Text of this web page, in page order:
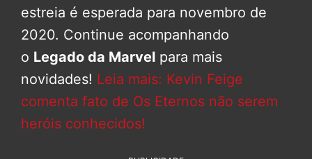
estreia é esperada para novembro de
2020. Continue acompanhando
o Legado da Marvel para mais
novidades! Leia mais: Kevin Feige
comenta fato de Os Eternos não serem
heróis conhecidos!